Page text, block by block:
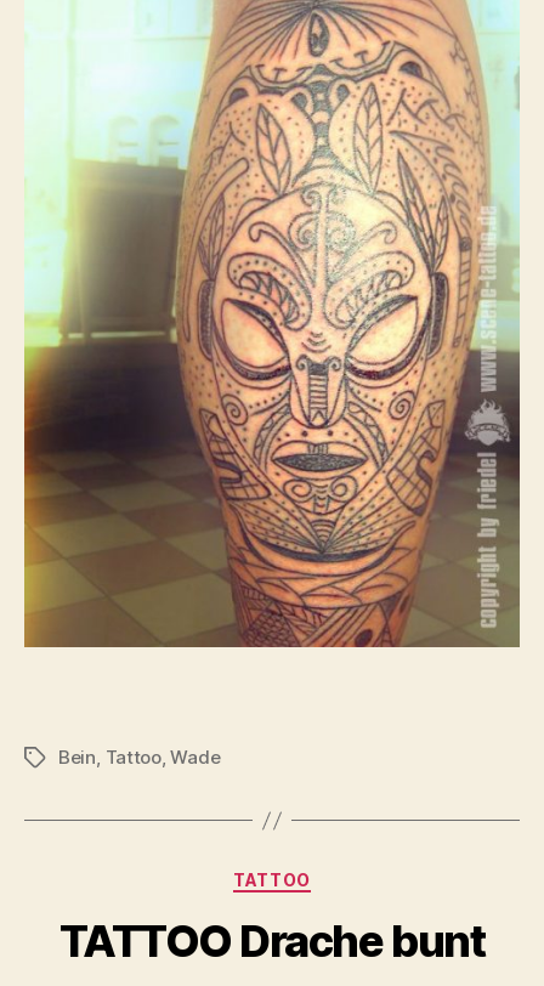
Schlagwörter
Bein, Tattoo,Wade
Kategorien
TATTOO
TATTOO Drache bunt